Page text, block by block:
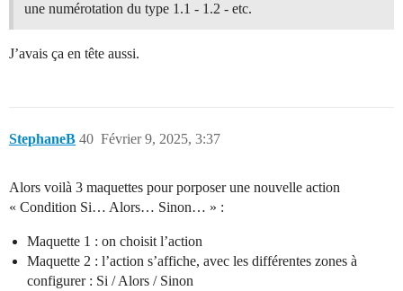
une numérotation du type 1.1 - 1.2 - etc.
J’avais ça en tête aussi.
StephaneB Février 9, 2025, 3:37
40
Alors voilà 3 maquettes pour porposer une nouvelle action
« Condition Si… Alors… Sinon… » :
Maquette 1 : on choisit l’action
Maquette 2 : l’action s’affiche, avec les différentes zones à
configurer : Si / Alors / Sinon